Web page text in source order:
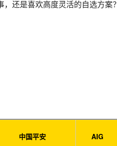
，还是喜欢高度灵活的自选方案？
中国平安 AIG